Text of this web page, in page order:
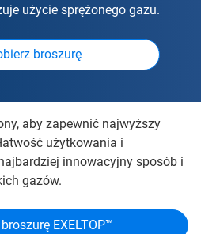
użycie sprężonego gazu.
broszurę
aby zapewnić najwyższy
użytkowania i
innowacyjny sposób i
gazów.
EXELTOP™